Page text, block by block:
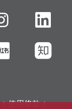
博小紅書知
使用條款